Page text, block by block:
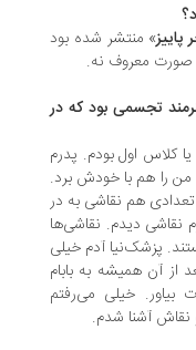
منتشر شده بود
نه.
بود که در
اول بودم. پدرم
با خودش برد.
هم نقاشی به در
دیدم. نقاشی‌ها
آدم خیلی
به بابام
خیلی می‌رفتم
شدم.